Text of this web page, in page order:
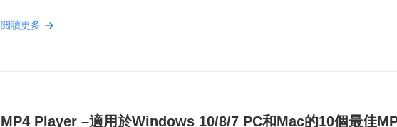
閱讀更多
MP4 Player –適用於Windows 10/8/7 PC和Mac的10個最佳